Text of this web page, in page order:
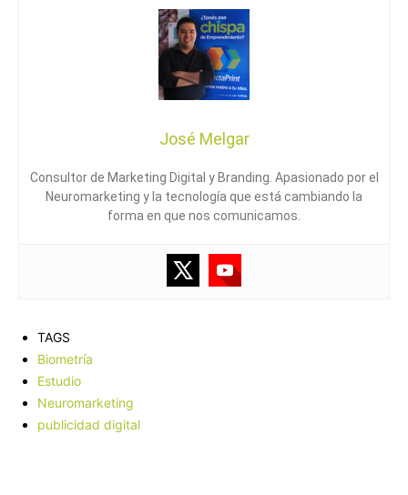
José Melgar
Consultor de Marketing Digital y Branding. Apasionado por el
Neuromarketing y la tecnología que está cambiando la
forma en que nos comunicamos.
TAGS
Biometría
Estudio
Neuromarketing
publicidad digital